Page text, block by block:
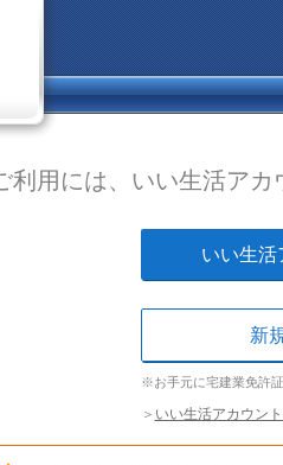
利用には、いい生活ア
いい生活
新
※お手元に宅建業免許
＞ いい生活アカウン